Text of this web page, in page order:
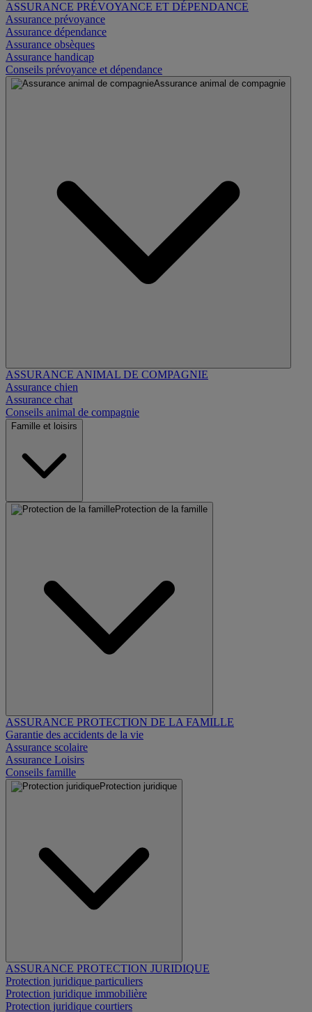
ASSURANCE PRÉVOYANCE ET DÉPENDANCE
Assurance prévoyance
Assurance dépendance
Assurance obsèques
Assurance handicap
Conseils prévoyance et dépendance
Assurance animal de compagnie
ASSURANCE ANIMAL DE COMPAGNIE
Assurance chien
Assurance chat
Conseils animal de compagnie
Famille et loisirs
Protection de la famille
ASSURANCE PROTECTION DE LA FAMILLE
Garantie des accidents de la vie
Assurance scolaire
Assurance Loisirs
Conseils famille
Protection juridique
ASSURANCE PROTECTION JURIDIQUE
Protection juridique particuliers
Protection juridique immobilière
Protection juridique courtiers